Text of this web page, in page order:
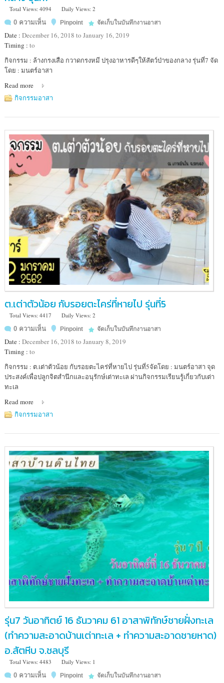
Total Views: 4094
Daily Views: 2
0 ความเห็น
Pinpoint จัดเก็บในบันทึกงานอาสา
Date : December 16, 2018 to January 16, 2019
Timing : to
Location
:
ช่วย
เหลือ
ป่า
ภาค
กลาง
กิจกรรม : ล้างกรงเสือ กวาดกรงหมี ปรุงอาหารดีๆให้สัตว์ป่าของกลาง รุ่นที่7 จัด
โดย : มนตร์อาสา
Read more
กิจกรรมอาสา
ต.เต่าตัวน้อย กับรอยตะไคร่ที่หายไป รุ่นที่5
Total Views: 4417
Daily Views: 2
0 ความเห็น
Pinpoint จัดเก็บในบันทึกงานอาสา
Date : December 16, 2018 to January 8, 2019
Timing : to
Location
:
ศูนย์
พันธุ์
เต่า
(เกาะ
มัน
ใน)
กิจกรรม : ต.เต่าตัวน้อย กับรอยตะไคร่ที่หายไป รุ่นที่5จัดโดย : มนตร์อาสา จุด
ประสงค์เพื่อปลูกจิตสำนึกและอนุรักษ์เต่าทะเล ผ่านกิจกรรมเรียนรู้เกี่ยวกับเต่า
ทะเล
Read more
กิจกรรมอาสา
รุ่น7 วันอาทิตย์ 16 ธันวาคม 61 อาสาพิทักษ์ชายฝั่งทะเล
(ทำความสะอาดบ้านเต่าทะเล + ทำความสะอาดชายหาด)
อ.สัตหีบ จ.ชลบุรี
Total Views: 4483
Daily Views: 1
0 ความเห็น
Pinpoint จัดเก็บในบันทึกงานอาสา